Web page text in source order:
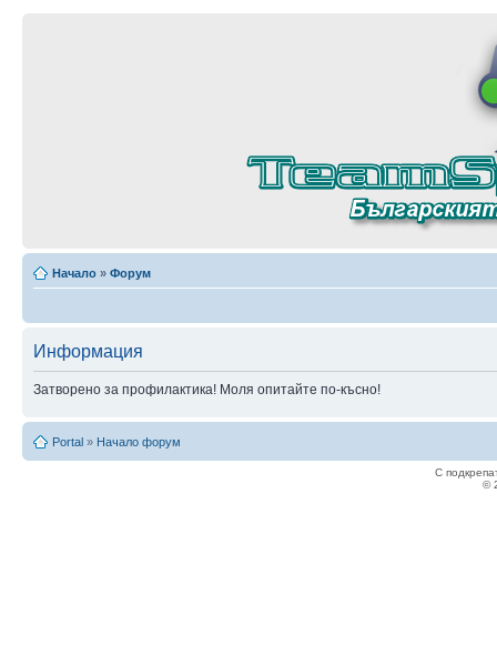
Начало » Форум
Информация
Затворено за профилактика! Моля опитайте по-късно!
Portal » Начало форум
С
©